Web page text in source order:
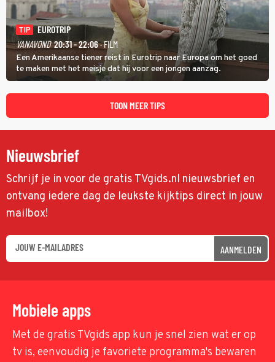
TIP
EUROTRIP
VANAVOND 20:31 - 22:06· FILM
Een Amerikaanse tiener reist in Eurotrip naar Europa om het goed
te maken met het meisje dat hij voor een jongen aanzag.
TOON MEER TIPS
Nieuwsbrief
Schrijf je in voor de gratis TVgids.nl nieuwsbrief en
ontvang iedere dag de leukste kijktips direct in jouw
mailbox!
AANMELDEN
Mobiele apps
Met de gratis TVgids app kun je snel zien wat er op
tv is, eenvoudig je favoriete programma's bewaren